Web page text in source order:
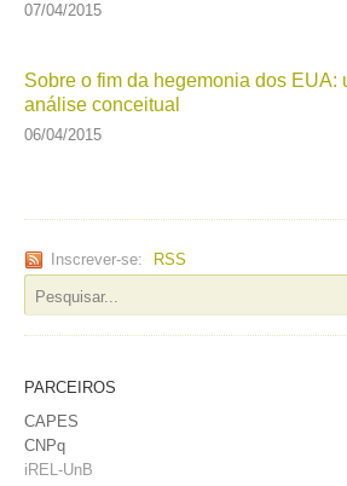
07/04/2015
Sobre o fim da hegemonia dos EUA:
análise conceitual
06/04/2015
Inscrever-se: RSS
PARCEIROS
CAPES
CNPq
iREL-UnB